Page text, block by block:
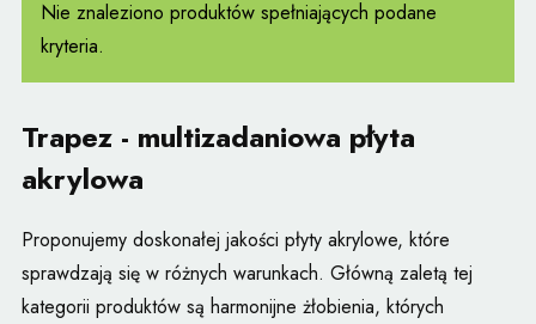
Nie znaleziono produktów spełniających podane
kryteria.
Trapez - multizadaniowa płyta
akrylowa
Proponujemy doskonałej jakości płyty akrylowe, które
sprawdzają się w różnych warunkach. Główną zaletą tej
kategorii produktów są harmonijne żłobienia, których